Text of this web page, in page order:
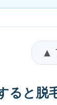
▲
ると脱